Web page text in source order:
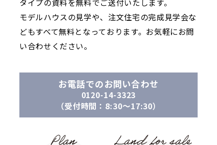
タイプの資料を無料でご送付いたします。
モデルハウスの見学や、注文住宅の完成見学会な
どもすべて無料となっております。お気軽にお問
い合わせください。
お電話でのお問い合わせ
0120-14-3323
（受付時間：8:30〜17:30）